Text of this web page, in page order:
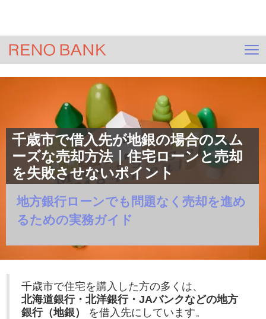
千歳市で借入先が地銀の場合のスム
ーズな売却方法｜住宅ローンと売却
を失敗させないポイント
地方銀行ローンでも問題なく売却を進め
るための実務ガイド
千歳市で住宅を購入した方の多くは、
北海道銀行・北洋銀行・JAバンクなどの地方
銀行（地銀）
を借入先にしています。